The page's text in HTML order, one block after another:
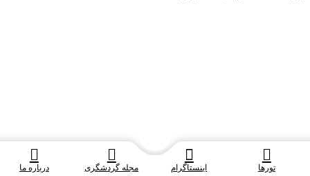
تورها اینستاگرام مجله گردشگری درباره ما